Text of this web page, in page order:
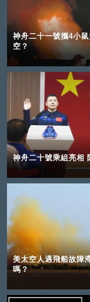
神舟二十一號攜4小
空？
神舟二十號乘組亮相
美太空人遇飛船故障
嗎？